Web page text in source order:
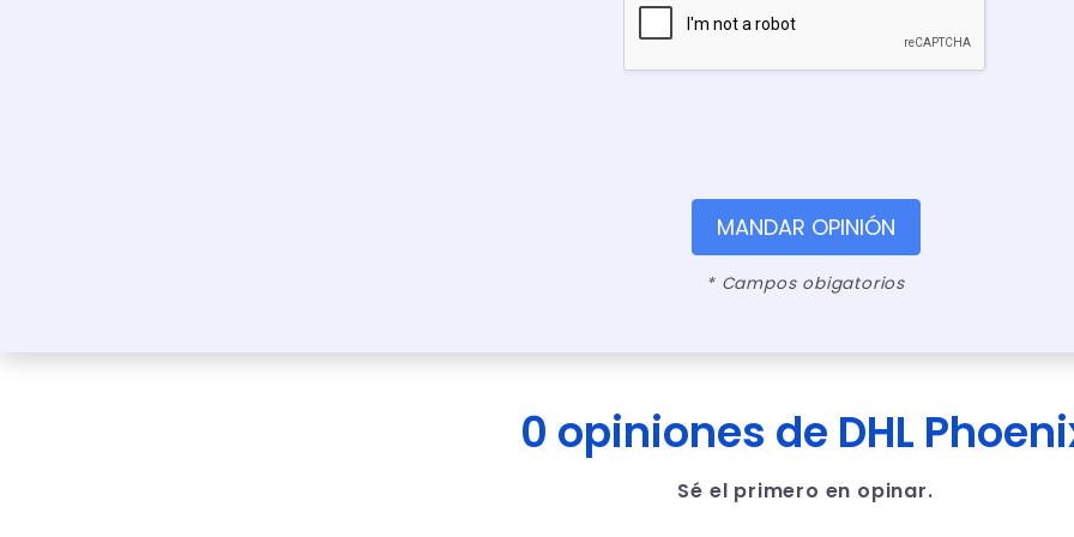
MANDAR OPINIÓN
* Campos obigatorios
0 opiniones de DHL
Sé el primero en opinar.